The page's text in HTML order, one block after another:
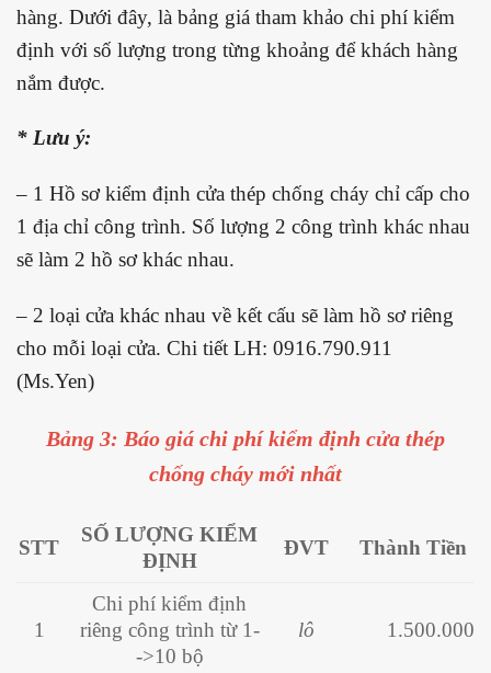
hàng. Dưới đây, là bảng giá tham khảo chi phí kiểm
định với số lượng trong từng khoảng để khách hàng
nắm được.
* Lưu ý:
– 1 Hồ sơ kiểm định cửa thép chống cháy chỉ cấp cho
1 địa chỉ công trình. Số lượng 2 công trình khác nhau
sẽ làm 2 hồ sơ khác nhau.
– 2 loại cửa khác nhau về kết cấu sẽ làm hồ sơ riêng
cho mỗi loại cửa. Chi tiết LH: 0916.790.911
(Ms.Yen)
Bảng 3: Báo giá chi phí kiểm định cửa thép
chống cháy mới nhất
STT
SỐ LƯỢNG KIỂM
ĐỊNH
ĐVT Thành Tiền
1
Chi phí kiểm định
riêng công trình từ 1-
->10 bộ
lô 1.500.000